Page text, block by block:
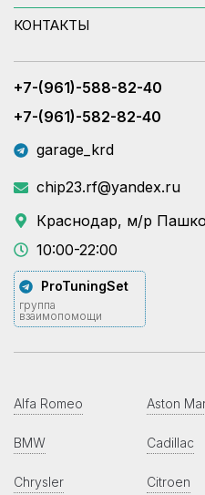
КОНТАКТЫ
+7-(961)-588-82-40
+7-(961)-582-82-40
garage_krd
chip23.rf@yandex.ru
Краснодар, м/р
10:00-22:00
ProTuningSet
группа
взаимопомощи
Alfa Romeo Aston
BMW Cadillac
Chrysler Citroen